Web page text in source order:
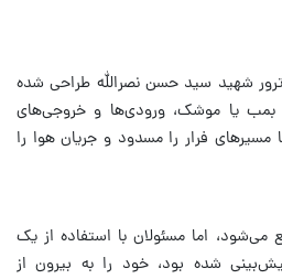
شهید سید حسن نصرالله طراحی شده
یا موشک، ورودی‌ها و خروجی‌های
مسیرهای فرار را مسدود و جریان هوا را
می‌شود، اما مسئولان با استفاده از یک
شده بود، خود را به بیرون از